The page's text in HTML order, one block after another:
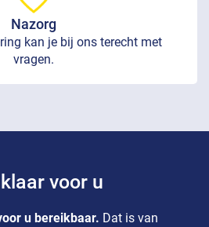
Nazorg
kan je bij ons terecht met
vragen.
voor u
u bereikbaar. Dat is van